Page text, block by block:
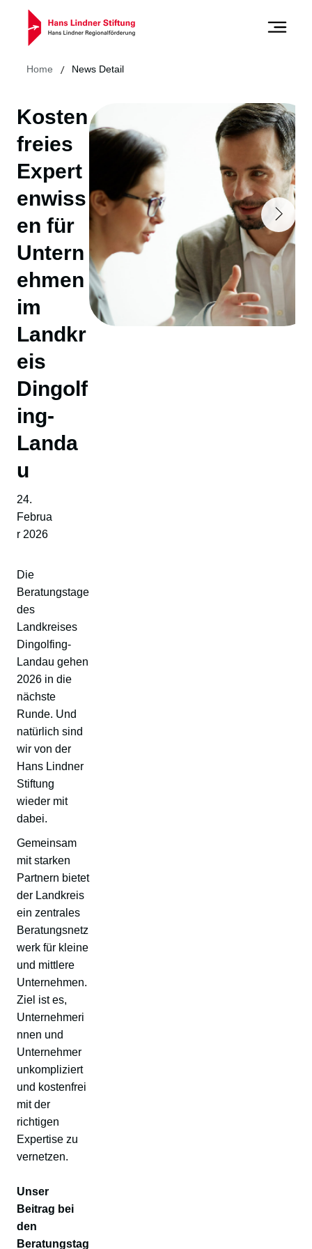
Kosten
freies
Expert
enwiss
en für
Untern
ehmen
im
Landkr
eis
Dingolf
ing-
Landa
u
24.
Februa
r 2026
Die
Beratungstage
des
Landkreises
Dingolfing-
Landau gehen
2026 in die
nächste
Runde. Und
natürlich sind
wir von der
Hans Lindner
Stiftung
wieder mit
dabei.
Gemeinsam
mit starken
Partnern bietet
der Landkreis
ein zentrales
Beratungsnetz
werk für kleine
und mittlere
Unternehmen.
Ziel ist es,
Unternehmeri
nnen und
Unternehmer
unkompliziert
und kostenfrei
mit der
richtigen
Expertise zu
vernetzen.
Unser
Beitrag bei
den
Beratungstag
Home / News Detail